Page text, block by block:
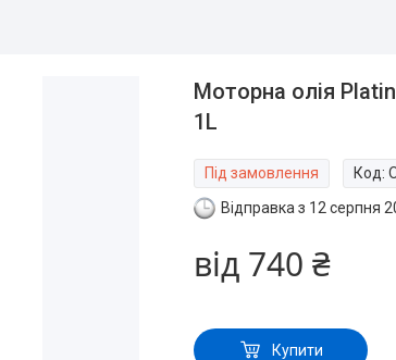
Моторна олія
1L
Під замовлення Код:
Відправка з 12 серпня
від 740 ₴
Купити